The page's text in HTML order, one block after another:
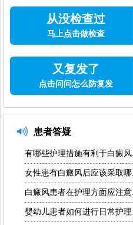
从没检查过
马上点击做检查
又复发了
点击问问怎么防复发
患者答疑
有哪些护理措施有利于白癜风..
女性患有白癜风后应该采取哪..
白癜风患者在护理方面应注意..
婴幼儿患者如何进行日常护理..